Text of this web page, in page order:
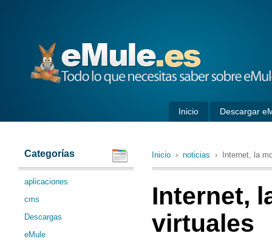
Inicio Descargar
Categorías
aplicaciones
cms
Descargas
eMule
Inicio › noticias › Internet, la
Internet,
virtuales